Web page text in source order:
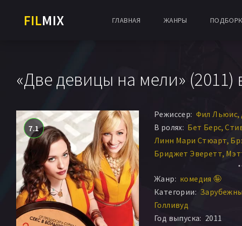
FILMIX ГЛАВНАЯ ЖАНРЫ
«Две девицы на мели» (2011)
7.1
Режиссер: Фил Льюис
В ролях: Бет Берс
Линн Мари Стюарт
Бриджет Эверетт
Дрю
Джош Пэйс Кристофер
Дэвид Хоффман Жиль
Мисси Пайл
Дженнифер Кулидж
Жанр: комедия 🤪
Категории:
Голливуд
Год выпуска: 2011